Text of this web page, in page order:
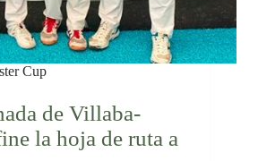
Cup
de Villaba-
la hoja de ruta a